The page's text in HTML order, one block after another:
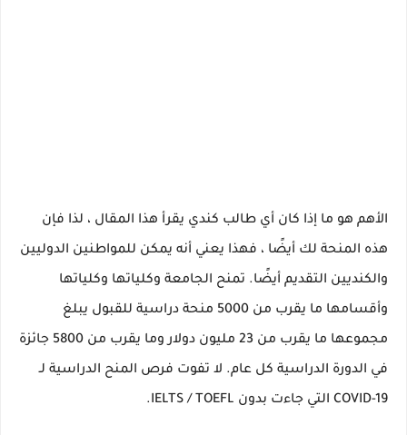
الأهم هو ما إذا كان أي طالب كندي يقرأ هذا المقال ، لذا فإن
هذه المنحة لك أيضًا ، فهذا يعني أنه يمكن للمواطنين الدوليين
والكنديين التقديم أيضًا. تمنح الجامعة وكلياتها وكلياتها
وأقسامها ما يقرب من 5000 منحة دراسية للقبول يبلغ
مجموعها ما يقرب من 23 مليون دولار وما يقرب من 5800 جائزة
في الدورة الدراسية كل عام. لا تفوت فرص المنح الدراسية لـ
COVID-19 التي جاءت بدون IELTS / TOEFL.